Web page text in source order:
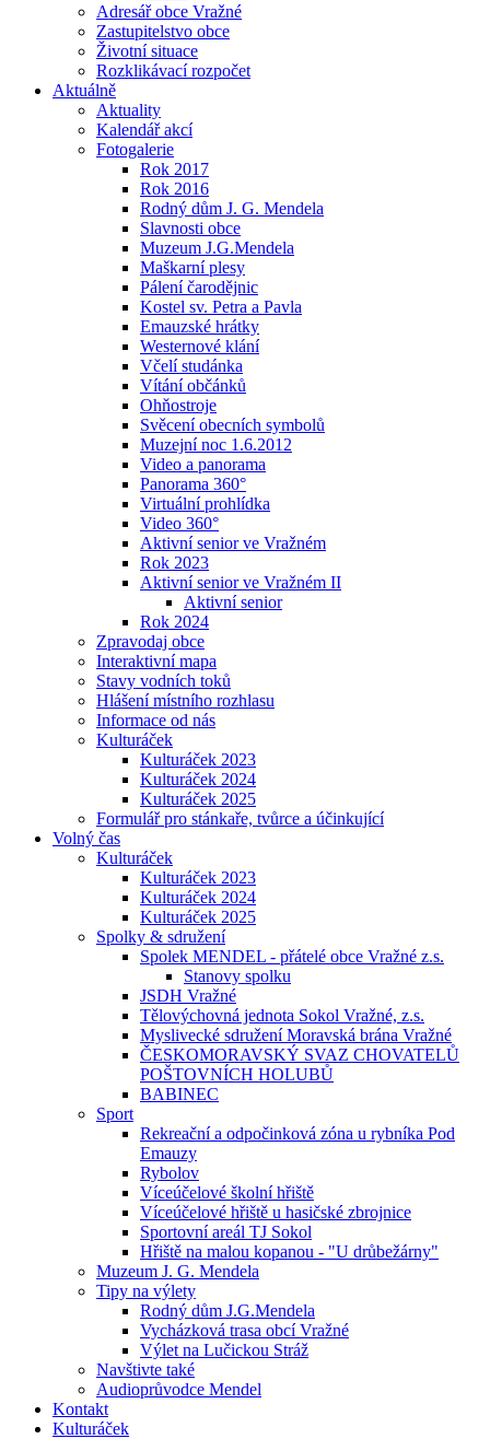
Adresář obce Vražné
Zastupitelstvo obce
Životní situace
Rozklikávací rozpočet
Aktuálně
Aktuality
Kalendář akcí
Fotogalerie
Rok 2017
Rok 2016
Rodný dům J. G. Mendela
Slavnosti obce
Muzeum J.G.Mendela
Maškarní plesy
Pálení čarodějnic
Kostel sv. Petra a Pavla
Emauzské hrátky
Westernové klání
Včelí studánka
Vítání občánků
Ohňostroje
Svěcení obecních symbolů
Muzejní noc 1.6.2012
Video a panorama
Panorama 360°
Virtuální prohlídka
Video 360°
Aktivní senior ve Vražném
Rok 2023
Aktivní senior ve Vražném II
Aktivní senior
Rok 2024
Zpravodaj obce
Interaktivní mapa
Stavy vodních toků
Hlášení místního rozhlasu
Informace od nás
Kulturáček
Kulturáček 2023
Kulturáček 2024
Kulturáček 2025
Formulář pro stánkaře, tvůrce a účinkující
Volný čas
Kulturáček
Kulturáček 2023
Kulturáček 2024
Kulturáček 2025
Spolky & sdružení
Spolek MENDEL - přátelé obce Vražné z.s.
Stanovy spolku
JSDH Vražné
Tělovýchovná jednota Sokol Vražné, z.s.
Myslivecké sdružení Moravská brána Vražné
ČESKOMORAVSKÝ SVAZ CHOVATELŮ
POŠTOVNÍCH HOLUBŮ
BABINEC
Sport
Rekreační a odpočinková zóna u rybníka Pod
Emauzy
Rybolov
Víceúčelové školní hřiště
Víceúčelové hřiště u hasičské zbrojnice
Sportovní areál TJ Sokol
Hřiště na malou kopanou - "U drůbežárny"
Muzeum J. G. Mendela
Tipy na výlety
Rodný dům J.G.Mendela
Vycházková trasa obcí Vražné
Výlet na Lučickou Stráž
Navštivte také
Audioprůvodce Mendel
Kontakt
Kulturáček